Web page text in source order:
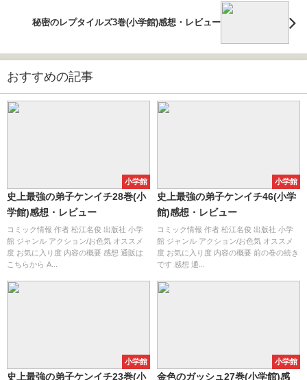
秘密のレプタイルズ3巻(小学館)感想・レビュー
おすすめの記事
小学館
史上最強の弟子ケンイチ28巻(小
学館)感想・レビュー
コミック情報 作者 松江名俊 出版社 小学
館 ジャンル アクション/お色気 オススメ
度 お気に入り度 内容の概要 感想 通販は
こちらから A...
小学館
史上最強の弟子ケンイチ46(小学
館)感想・レビュー
コミック情報 作者 松江名俊 出版社 小学
館 ジャンル アクション/お色気 オススメ
度 お気に入り度 内容の概要 前の巻の続き
です 感想 通...
小学館
史上最強の弟子ケンイチ23巻(小
小学館
金色のガッシュ27巻(小学館)感